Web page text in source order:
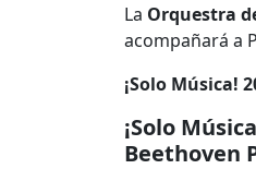
La Orquestra
acompañará a
¡Solo Música!
¡Solo
Beethoven